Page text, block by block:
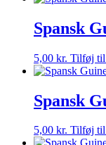
Spansk
5,00 kr. Tilføj
Spansk
5,00 kr. Tilføj